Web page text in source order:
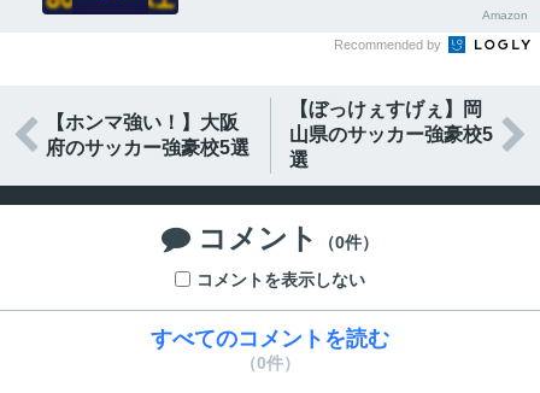
Amazon
Recommended by

【ホンマ強い！】大阪
府のサッカー強豪校5選
【ぼっけぇすげぇ】岡
山県のサッカー強豪校5
選

 コメント
（0件）
コメントを表示しない
すべてのコメントを読む
（0件）